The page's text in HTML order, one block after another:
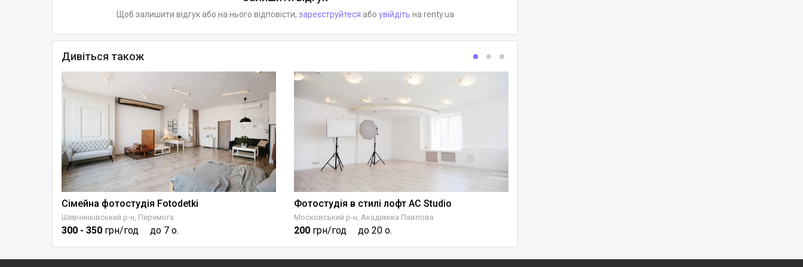
Щоб залишити відгук або на нього відповісти, зареєструйтеся або увійдіть на renty.ua
Дивіться також
Сімейна фотостудія Fotodetki
Шевченківський р-н, Перемога
300 - 350 грн/год до 7 о.
Фотостудія в стилі лофт AC Studio
Московський р-н, Академіка Павлова
200 грн/год до 20 о.